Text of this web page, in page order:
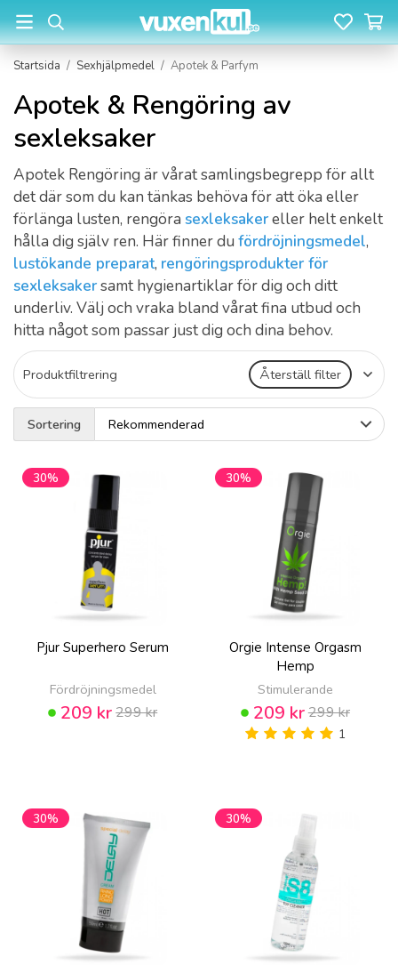
Startsida / Sexhjälpmedel / Apotek & Parfym
Apotek & Rengöring av
sexleksaker
Apotek Rengöring är vårat samlingsbegrepp för allt
det där som du kan tänkas behöva för att öka eller
förlänga lusten, rengöra sexleksakereller helt enkelt
hålla dig själv ren. Här finner du fördröjningsmedel,
lustökande preparat, rengöringsprodukter för
sexleksakersamt hygienartiklar för dig och ditt
underliv. Välj och vraka bland vårat fina utbud och
hitta något som passar just dig och dina behov.
Produktfiltrering Återställ filter
Sortering
30%
Pjur Superhero Serum
Fördröjningsmedel
209 kr299 kr
30%
Orgie Intense Orgasm
Hemp
Stimulerande
209 kr299 kr
1
30% 30%